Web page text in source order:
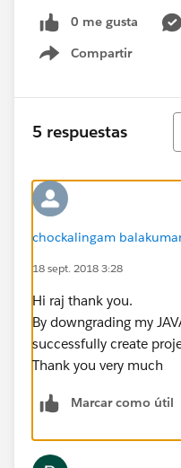
0 me gusta
Compartir
Show menu
5 respuestas
chockalingam
18 sept. 2018 3:28
Hi raj thank you.
By downgrading my
successfully create
Thank you very much
Marcar como útil